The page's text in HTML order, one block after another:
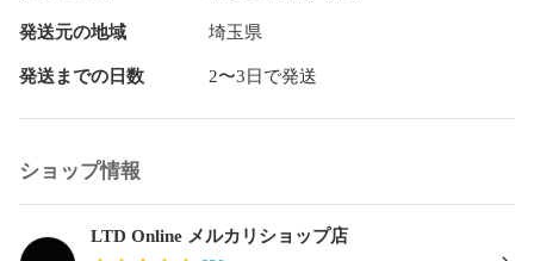
発送元の地域 埼玉県
発送までの日数 2〜3日で発送
ショップ情報
LTD Online メルカリショップ店